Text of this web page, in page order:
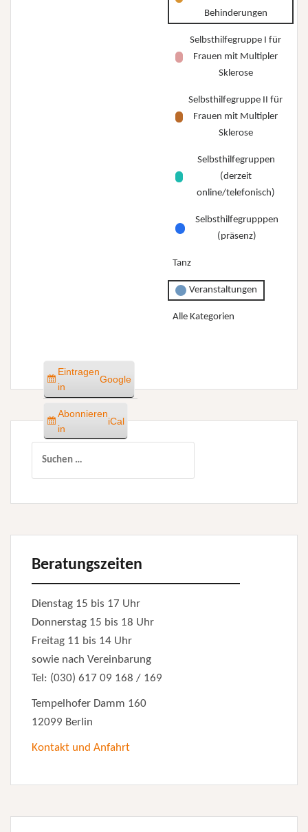
Behinderungen
Selbsthilfegruppe I für
Frauen mit Multipler
Sklerose
Selbsthilfegruppe II für
Frauen mit Multipler
Sklerose
Selbsthilfegruppen
(derzeit
online/telefonisch)
Selbsthilfegrupppen
(präsenz)
Tanz
Veranstaltungen
Alle Kategorien
Eintragen
in
Google
Abonnieren
in
iCal
Beratungszeiten
Dienstag 15 bis 17 Uhr
Donnerstag 15 bis 18 Uhr
Freitag 11 bis 14 Uhr
sowie nach Vereinbarung
Tel: (030) 617 09 168 / 169
Tempelhofer Damm 160
12099 Berlin
Kontakt und Anfahrt